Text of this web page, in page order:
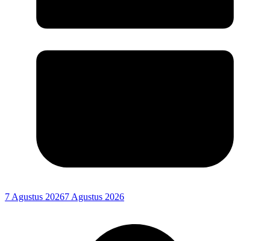
7 Agustus 20267 Agustus 2026